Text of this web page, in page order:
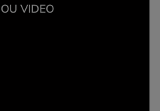
VIDEO